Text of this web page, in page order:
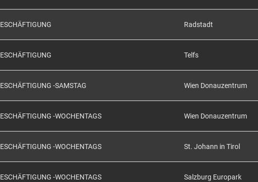
Radstadt
Telfs
-SAMSTAG Wien Donauzentrum
-WOCHENTAGS Wien Donauzentrum
-WOCHENTAGS St. Johann in Tirol
-WOCHENTAGS Salzburg Europark